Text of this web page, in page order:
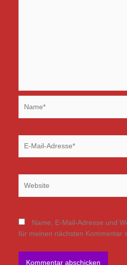
Name, E-Mail-Adresse und
für meinen nächsten Kommentar